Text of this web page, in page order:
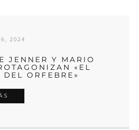
2024
JENNER Y MARIO
«EL
DEL ORFEBRE»